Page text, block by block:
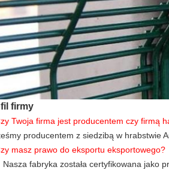
firmy
Twoja firma jest producentem czy firmą
producentem z siedzibą w hrabstwie
masz prawo do eksportu eksportowego?
Nasza fabryka została certyfikowana jako